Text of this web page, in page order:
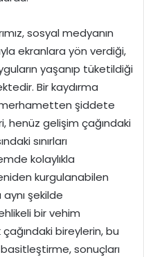
sosyal medyanın
ekranlara yön verdiği,
yaşanıp tüketildiği
Bir kaydırma
şiddete
henüz gelişim çağındaki
sınırları
kolaylıkla
kurgulanabilen
şekilde
bir vehim
bireylerin, bu
sonuçları